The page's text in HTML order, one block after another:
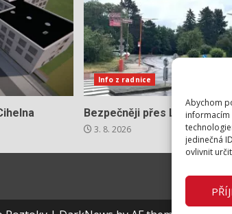
Abychom
informacím
jedinečná
ovlivnit
Info z radnice
Bezpečněji přes Lidickou
3. 8. 2026